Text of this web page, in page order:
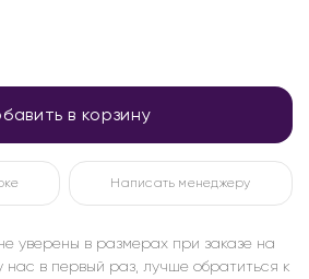
в корзину
Написать менеджеру
уверены в размерах при заказе на
нас в первый раз, лучше обратиться к